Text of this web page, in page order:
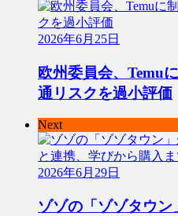
2026年6月25日
欧州委員会、Temu
通リスクを過小評価
Next
2026年6月29日
ゾゾの「ゾゾタウ